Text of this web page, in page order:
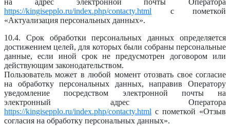
на адрес электронной почты Оператора
https://kingisepplo.ru/index.php/contacty.html с пометкой
«Актуализация персональных данных».
10.4. Срок обработки персональных данных определяется
достижением целей, для которых были собраны персональные
данные, если иной срок не предусмотрен договором или
действующим законодательством.
Пользователь может в любой момент отозвать свое согласие
на обработку персональных данных, направив Оператору
уведомление посредством электронной почты на
электронный адрес Оператора
https://kingisepplo.ru/index.php/contacty.html с пометкой «Отзыв
согласия на обработку персональных данных».